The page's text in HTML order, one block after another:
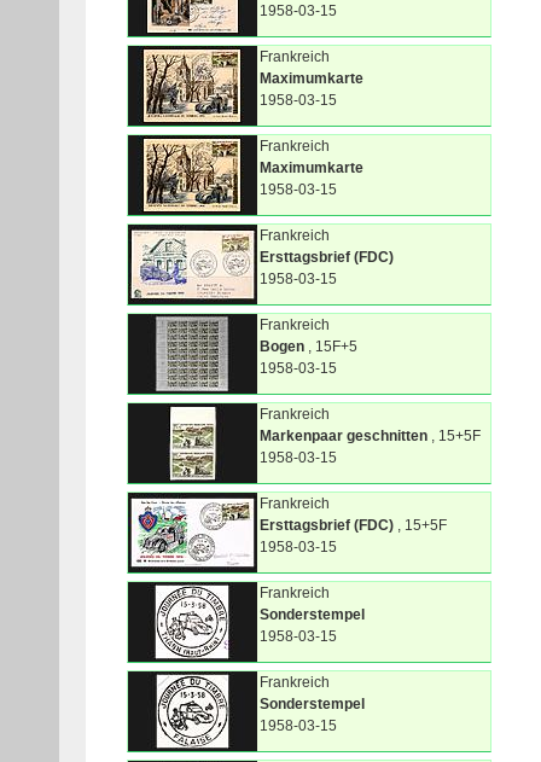
1958-03-15
Frankreich
Maximumkarte
1958-03-15
Frankreich
Maximumkarte
1958-03-15
Frankreich
Ersttagsbrief (FDC)
1958-03-15
Frankreich
Bogen , 15F+5
1958-03-15
Frankreich
Markenpaar geschnitten , 15+5F
1958-03-15
Frankreich
Ersttagsbrief (FDC) , 15+5F
1958-03-15
Frankreich
Sonderstempel
1958-03-15
Frankreich
Sonderstempel
1958-03-15